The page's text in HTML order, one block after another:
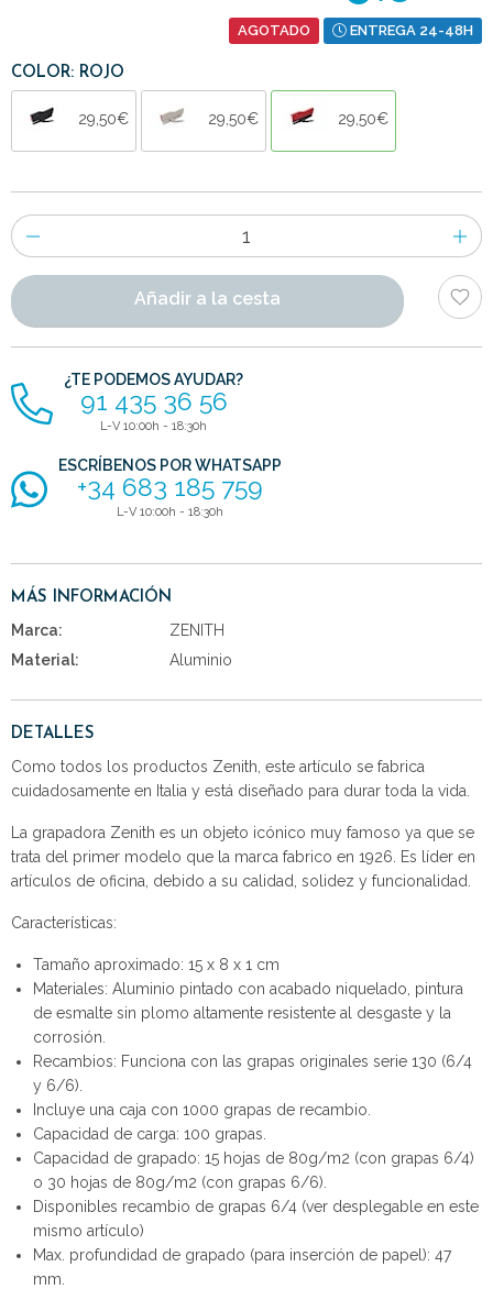
AGOTADO ENTREGA 24-48H
COLOR: ROJO
29,50€ 29,50€ 29,50€
Número
de
artículos
Añadir a la cesta
¿TE PODEMOS AYUDAR?
91 435 36 56
L-V 10:00h - 18:30h
ESCRÍBENOS POR WHATSAPP
+34 683 185 759
L-V 10:00h - 18:30h
MÁS INFORMACIÓN
Marca:
ZENITH
Material:
Aluminio
DETALLES
Como todos los productos Zenith, este artículo se fabrica
cuidadosamente en Italia y está diseñado para durar toda la vida.
La grapadora Zenith es un objeto icónico muy famoso ya que se
trata del primer modelo que la marca fabrico en 1926. Es líder en
artículos de oficina, debido a su calidad, solidez y funcionalidad.
Características:
Tamaño aproximado: 15 x 8 x 1 cm
Materiales: Aluminio pintado con acabado niquelado, pintura
de esmalte sin plomo altamente resistente al desgaste y la
corrosión.
Recambios: Funciona con las grapas originales serie 130 (6/4
y 6/6).
Incluye una caja con 1000 grapas de recambio.
Capacidad de carga: 100 grapas.
Capacidad de grapado: 15 hojas de 80g/m2 (con grapas 6/4)
o 30 hojas de 80g/m2 (con grapas 6/6).
Disponibles recambio de grapas 6/4 (ver desplegable en este
mismo artículo)
Max. profundidad de grapado (para inserción de papel): 47
mm.